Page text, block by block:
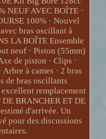
NEUF AVEC BOÎTE ·
100% · Nouvel
bras oscillant à
LA BOÎTE Ensemble
neuf · Piston (55mm)
de piston · Clips ·
à cames · 2 bras
de bras oscillants
remplacement
BRANCHER ET DE
d'arrivée. Un
pour des discussions